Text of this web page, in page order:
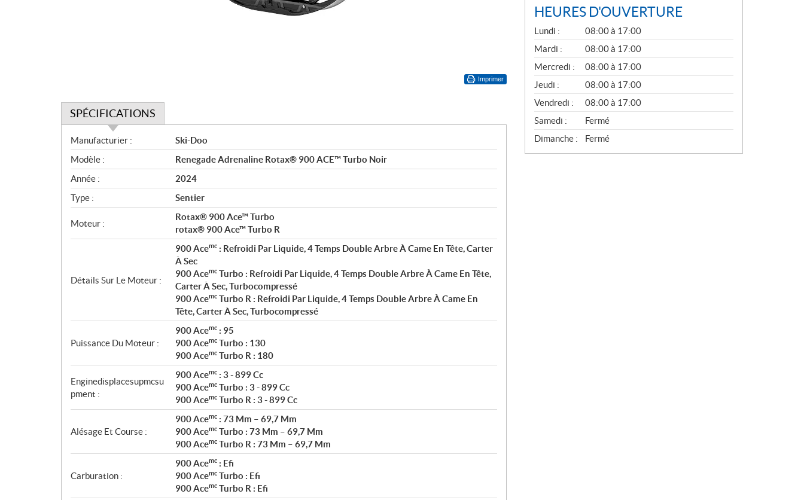
Imprimer
SPÉCIFICATIONS
S
p
é
c
i
f
i
c
o
Manufacturier :
Ski-Doo
Modèle :
Renegade Adrenaline Rotax® 900 ACE™ Turbo Noir
Année :
2024
Type :
Sentier
Moteur :
Rotax® 900 Ace™ Turbo
rotax® 900 Ace™ Turbo R
Détails Sur Le Moteur :
900 Acemc : Refroidi Par Liquide, 4 Temps Double Arbre À Came En Tête, Carter
À Sec
900 Acemc Turbo : Refroidi Par Liquide, 4 Temps Double Arbre À Came En Tête,
Carter À Sec, Turbocompressé
900 Acemc Turbo R : Refroidi Par Liquide, 4 Temps Double Arbre À Came En
Tête, Carter À Sec, Turbocompressé
Puissance Du Moteur :
900 Acemc : 95
900 Acemc Turbo : 130
900 Acemc Turbo R : 180
Enginedisplacesupmcsu
pment :
900 Acemc : 3 - 899 Cc
900 Acemc Turbo : 3 - 899 Cc
900 Acemc Turbo R : 3 - 899 Cc
Alésage Et Course :
900 Acemc : 73 Mm – 69,7 Mm
900 Acemc Turbo : 73 Mm – 69,7 Mm
900 Acemc Turbo R : 73 Mm – 69,7 Mm
Carburation :
900 Acemc : Efi
900 Acemc Turbo : Efi
900 Acemc Turbo R : Efi
HEURES D'OUVERTURE
G
É
N
É
R
A
L
Lundi :
08:00 à 17:00
Mardi :
08:00 à 17:00
Mercredi :
08:00 à 17:00
Jeudi :
08:00 à 17:00
Vendredi :
08:00 à 17:00
Samedi :
Fermé
Dimanche :
Fermé